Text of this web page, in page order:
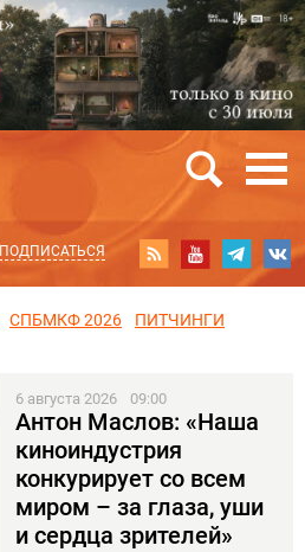
ПОДПИСАТЬСЯ
СПБМКФ 2026
ПИТЧИНГИ
6 августа 2026 09:00
Антон Маслов: «Наша
киноиндустрия
конкурирует со всем
миром – за глаза, уши
и сердца зрителей»